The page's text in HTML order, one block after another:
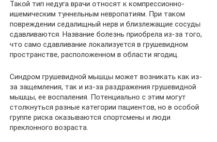
Такой тип недуга врачи относят к компрессионно-
ишемическим туннельным невропатиям. При таком
повреждении седалищный нерв и близлежащие сосуды
сдавливаются. Название болезнь приобрела из-за того,
что само сдавливание локализуется в грушевидном
пространстве, расположенном в области ягодиц.
Синдром грушевидной мышцы может возникать как из-
за защемления, так и из-за раздражения грушевидной
мышцы, ее воспаления. Потенциально с этим могут
столкнуться разные категории пациентов, но в особой
группе риска оказываются спортсмены и люди
преклонного возраста.